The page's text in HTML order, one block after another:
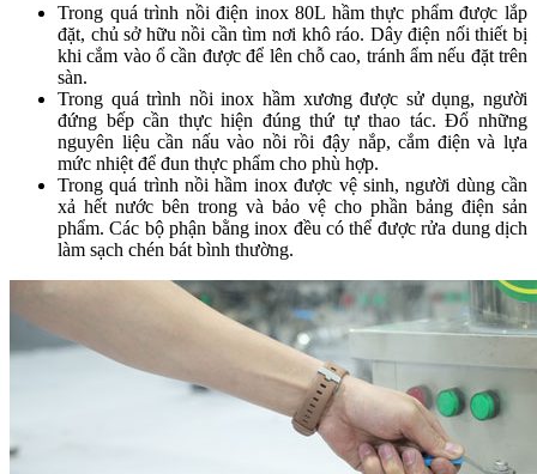
Trong quá trình nồi điện inox 80L hầm thực phẩm được lắp
đặt, chủ sở hữu nồi cần tìm nơi khô ráo. Dây điện nối thiết bị
khi cắm vào ổ cần được để lên chỗ cao, tránh ẩm nếu đặt trên
sàn.
Trong quá trình nồi inox hầm xương được sử dụng, người
đứng bếp cần thực hiện đúng thứ tự thao tác. Đổ những
nguyên liệu cần nấu vào nồi rồi đậy nắp, cắm điện và lựa
mức nhiệt để đun thực phẩm cho phù hợp.
Trong quá trình nồi hầm inox được vệ sinh, người dùng cần
xả hết nước bên trong và bảo vệ cho phần bảng điện sản
phẩm. Các bộ phận bằng inox đều có thể được rửa dung dịch
làm sạch chén bát bình thường.